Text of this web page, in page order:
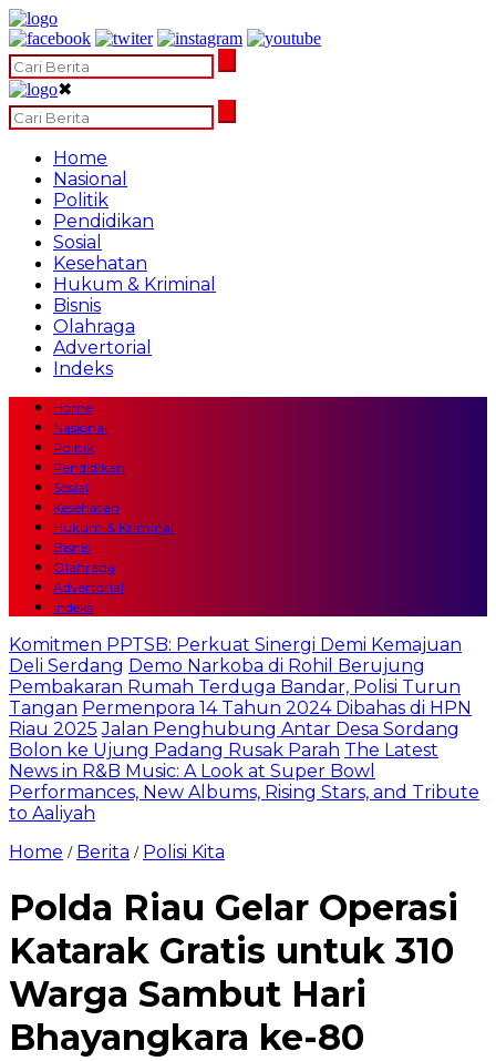
✖
Home
Nasional
Politik
Pendidikan
Sosial
Kesehatan
Hukum & Kriminal
Bisnis
Olahraga
Advertorial
Indeks
Home
Nasional
Politik
Pendidikan
Sosial
Kesehatan
Hukum & Kriminal
Bisnis
Olahraga
Advertorial
Indeks
Komitmen PPTSB: Perkuat Sinergi Demi Kemajuan
Deli Serdang Demo Narkoba di Rohil Berujung
Pembakaran Rumah Terduga Bandar, Polisi Turun
Tangan Permenpora 14 Tahun 2024 Dibahas di HPN
Riau 2025 Jalan Penghubung Antar Desa Sordang
Bolon ke Ujung Padang Rusak Parah The Latest
News in R&B Music: A Look at Super Bowl
Performances, New Albums, Rising Stars, and Tribute
to Aaliyah
Home / Berita / Polisi Kita
Polda Riau Gelar Operasi
Katarak Gratis untuk 310
Warga Sambut Hari
Bhayangkara ke-80